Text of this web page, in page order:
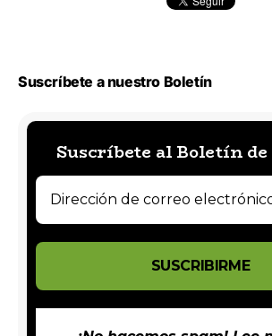
Suscríbete a nuestro Boletín
Suscríbete al Boletín